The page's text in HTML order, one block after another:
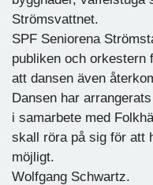
Strömsvattnet.
SPF Seniorena
publiken och orkestern
att dansen även
Dansen har
i samarbete med
skall röra på sig för att
möjligt.
Wolfgang Schwartz.